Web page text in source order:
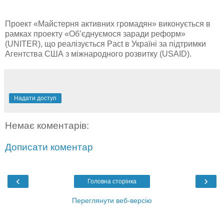
Проект «Майстерня активних громадян» виконується в
рамках проекту «Об’єднуємося заради реформ»
(UNITER), що реалізується Pact в Україні за підтримки
Агентства США з міжнародного розвитку (USAID).
Надати доступ
Немає коментарів:
Дописати коментар
‹ ›
Головна сторінка
Переглянути веб-версію